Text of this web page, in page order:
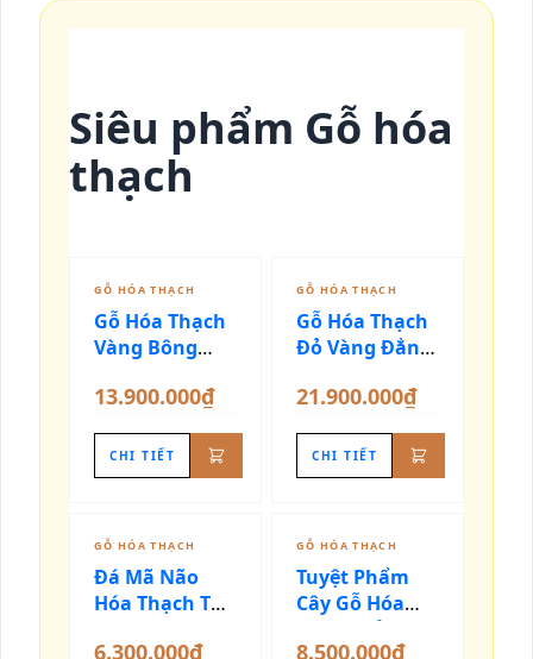
Siêu phẩm Gỗ hóa
thạch
GỖ HÓA THẠCH
Gỗ Hóa Thạch
Vàng Bông
13.900.000₫
CHI TIẾT
GỖ HÓA THẠCH
Gỗ Hóa Thạch
Đỏ Vàng Đẳng
Lưu
21.900.000₫
CHI TIẾT
GỖ HÓA THẠCH
Đá Mã Não
Hóa Thạch Tự
6.300.000₫
GỖ HÓA THẠCH
Tuyệt Phẩm
Cây Gỗ Hóa
Thạch Đỏ Tự
8.500.000₫